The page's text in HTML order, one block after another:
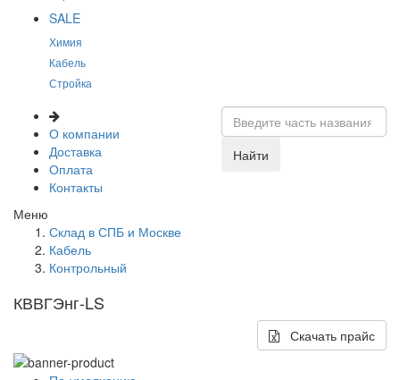
SALE
Химия
Кабель
Стройка
О компании
Доставка
Оплата
Контакты
Найти
Меню
Склад в СПБ и Москве
Кабель
Контрольный
КВВГЭнг-LS
Скачать прайс